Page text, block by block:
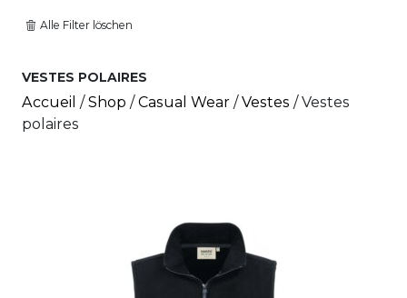
Alle Filter löschen
VESTES POLAIRES
Accueil /Shop /Casual Wear /Vestes / Vestes
polaires